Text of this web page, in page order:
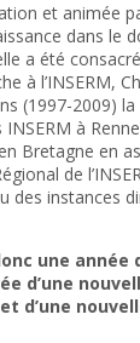
et animée
dans le
a été
à l’INSERM,
(1997-2009)
à
Bretagne en
de
des instances
une
d’une
d’une